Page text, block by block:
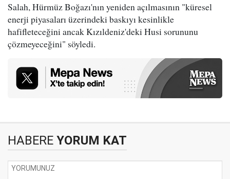
Salah, Hürmüz Boğazı'nın yeniden açılmasının "küresel
enerji piyasaları üzerindeki baskıyı kesinlikle
hafifleteceğini ancak Kızıldeniz'deki Husi sorununu
çözmeyeceğini" söyledi.
HABERE YORUM KAT